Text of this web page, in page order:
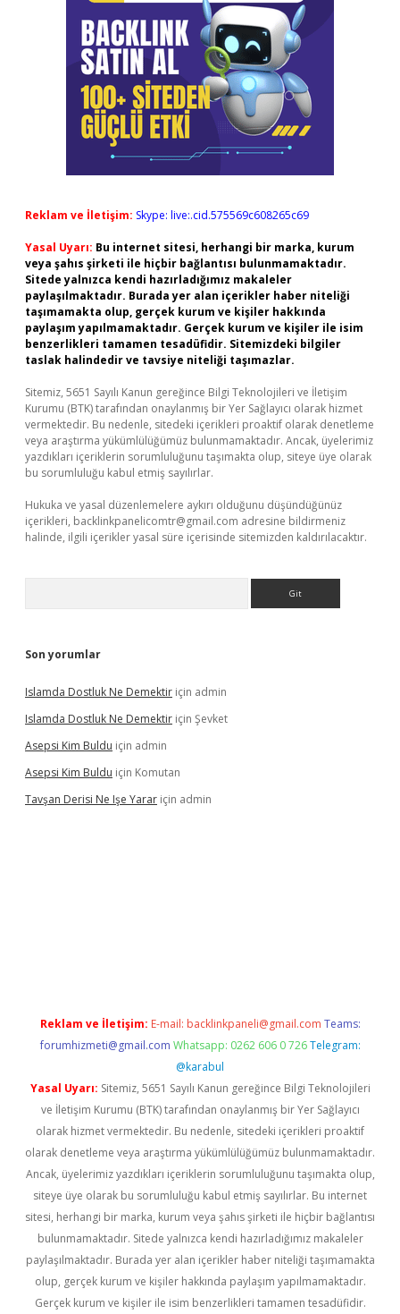
Reklam ve İletişim: Skype: live:.cid.575569c608265c69
Yasal Uyarı: Bu internet sitesi, herhangi bir marka, kurum
veya şahıs şirketi ile hiçbir bağlantısı bulunmamaktadır.
Sitede yalnızca kendi hazırladığımız makaleler
paylaşılmaktadır. Burada yer alan içerikler haber niteliği
taşımamakta olup, gerçek kurum ve kişiler hakkında
paylaşım yapılmamaktadır. Gerçek kurum ve kişiler ile isim
benzerlikleri tamamen tesadüfidir. Sitemizdeki bilgiler
taslak halindedir ve tavsiye niteliği taşımazlar.
Sitemiz, 5651 Sayılı Kanun gereğince Bilgi Teknolojileri ve İletişim
Kurumu (BTK) tarafından onaylanmış bir Yer Sağlayıcı olarak hizmet
vermektedir. Bu nedenle, sitedeki içerikleri proaktif olarak denetleme
veya araştırma yükümlülüğümüz bulunmamaktadır. Ancak, üyelerimiz
yazdıkları içeriklerin sorumluluğunu taşımakta olup, siteye üye olarak
bu sorumluluğu kabul etmiş sayılırlar.
Hukuka ve yasal düzenlemelere aykırı olduğunu düşündüğünüz
içerikleri, backlinkpanelicomtr@gmail.com adresine bildirmeniz
halinde, ilgili içerikler yasal süre içerisinde sitemizden kaldırılacaktır.
Son yorumlar
Islamda Dostluk Ne Demektir için admin
Islamda Dostluk Ne Demektir için Şevket
Asepsi Kim Buldu için admin
Asepsi Kim Buldu için Komutan
Tavşan Derisi Ne Işe Yarar için admin
Reklam ve İletişim: E-mail: backlinkpaneli@gmail.com Teams:
forumhizmeti@gmail.com Whatsapp: 0262 606 0 726 Telegram:
@karabul
Yasal Uyarı: Sitemiz, 5651 Sayılı Kanun gereğince Bilgi Teknolojileri
ve İletişim Kurumu (BTK) tarafından onaylanmış bir Yer Sağlayıcı
olarak hizmet vermektedir. Bu nedenle, sitedeki içerikleri proaktif
olarak denetleme veya araştırma yükümlülüğümüz bulunmamaktadır.
Ancak, üyelerimiz yazdıkları içeriklerin sorumluluğunu taşımakta olup,
siteye üye olarak bu sorumluluğu kabul etmiş sayılırlar. Bu internet
sitesi, herhangi bir marka, kurum veya şahıs şirketi ile hiçbir bağlantısı
bulunmamaktadır. Sitede yalnızca kendi hazırladığımız makaleler
paylaşılmaktadır. Burada yer alan içerikler haber niteliği taşımamakta
olup, gerçek kurum ve kişiler hakkında paylaşım yapılmamaktadır.
Gerçek kurum ve kişiler ile isim benzerlikleri tamamen tesadüfidir.